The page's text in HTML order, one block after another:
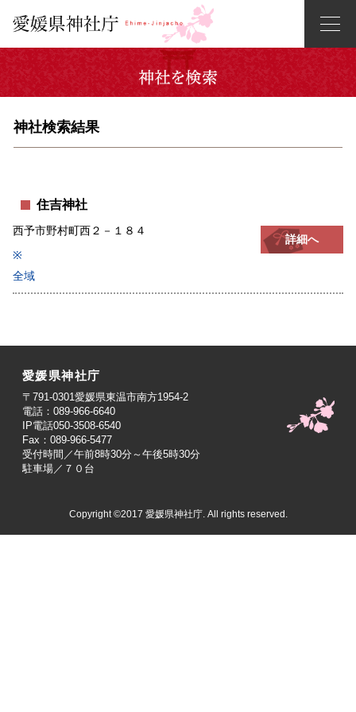
神社検索結果
住吉神社
西予市野村町西２－１８４
詳細へ
※
全域
愛媛県神社庁
〒791-0301愛媛県東温市南方1954-2
電話：089-966-6640
IP電話050-3508-6540
Fax：089-966-5477
受付時間／午前8時30分～午後5時30分
駐車場／７０台
Copyright ©2017 愛媛県神社庁. All rights reserved.